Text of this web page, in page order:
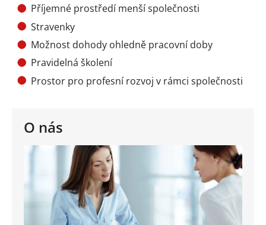
O nás
Příjemné prostředí menší společnosti
Stravenky
Možnost dohody ohledně pracovní doby
Pravidelná školení
Prostor pro profesní rozvoj v rámci společnosti